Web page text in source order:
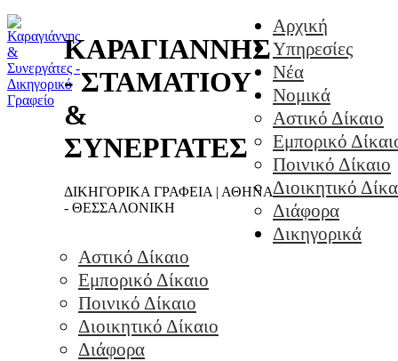
ΚΑΡΑΓΙΑΝΝΗΣ
- ΣΤΑΜΑΤΙΟΥ
&
ΣΥΝΕΡΓΑΤΕΣ
ΔΙΚΗΓΟΡΙΚΑ ΓΡΑΦΕΙΑ | ΑΘΗΝΑ
- ΘΕΣΣΑΛΟΝΙΚΗ
Αρχική
Υπηρεσίες
Νέα
Νομικά
Αστικό Δίκαιο
Εμπορικό
Ποινικό Δίκαιο
Διοικητικό
Διάφορα
Δικηγορικά
Αστικό Δίκαιο
Εμπορικό Δίκαιο
Ποινικό Δίκαιο
Διοικητικό Δίκαιο
Διάφορα